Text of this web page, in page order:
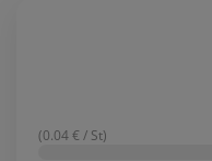
(0.04 € / St)